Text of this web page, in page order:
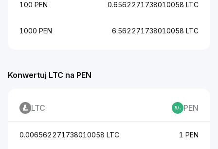
Konwertuj LTC na PEN
LTC PEN
0.006562271738010058 LTC 1 PEN
100 PEN 0.6562271738010058 LTC
1000 PEN 6.562271738010058 LTC